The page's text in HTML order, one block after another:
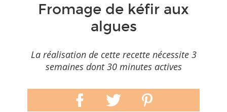
Fromage de kéfir aux
algues
La réalisation de cette recette nécessite 3
semaines dont 30 minutes actives